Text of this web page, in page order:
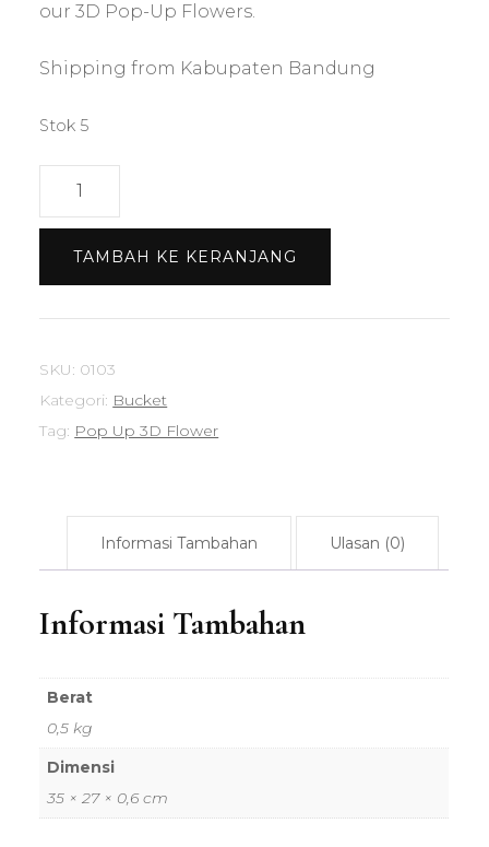
our 3D Pop-Up Flowers.
Shipping from Kabupaten Bandung
Stok 5
Kuantitas
TAMBAH KE KERANJANG
SKU: 0103
Kategori: Bucket
Tag: Pop Up 3D Flower
Informasi Tambahan Ulasan (0)
Informasi Tambahan
Berat
0,5 kg
Dimensi
35 × 27 × 0,6 cm